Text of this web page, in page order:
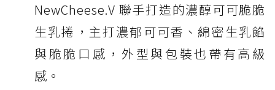
NewCheese.V 聯手打造的濃醇可可脆脆
生乳捲，主打濃郁可可香、綿密生乳餡
與脆脆口感，外型與包裝也帶有高級
感。